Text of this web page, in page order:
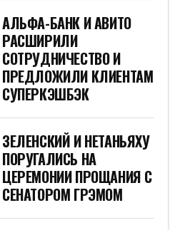
АЛЬФА-БАНК И АВИТО
РАСШИРИЛИ
СОТРУДНИЧЕСТВО И
ПРЕДЛОЖИЛИ КЛИЕНТАМ
СУПЕРКЭШБЭК
ЗЕЛЕНСКИЙ И НЕТАНЬЯХУ
ПОРУГАЛИСЬ НА
ЦЕРЕМОНИИ ПРОЩАНИЯ С
СЕНАТОРОМ ГРЭМОМ